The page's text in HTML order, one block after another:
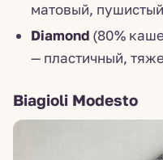
матовый,
Diamond (80%
— пластичный,
Biagioli Modesto